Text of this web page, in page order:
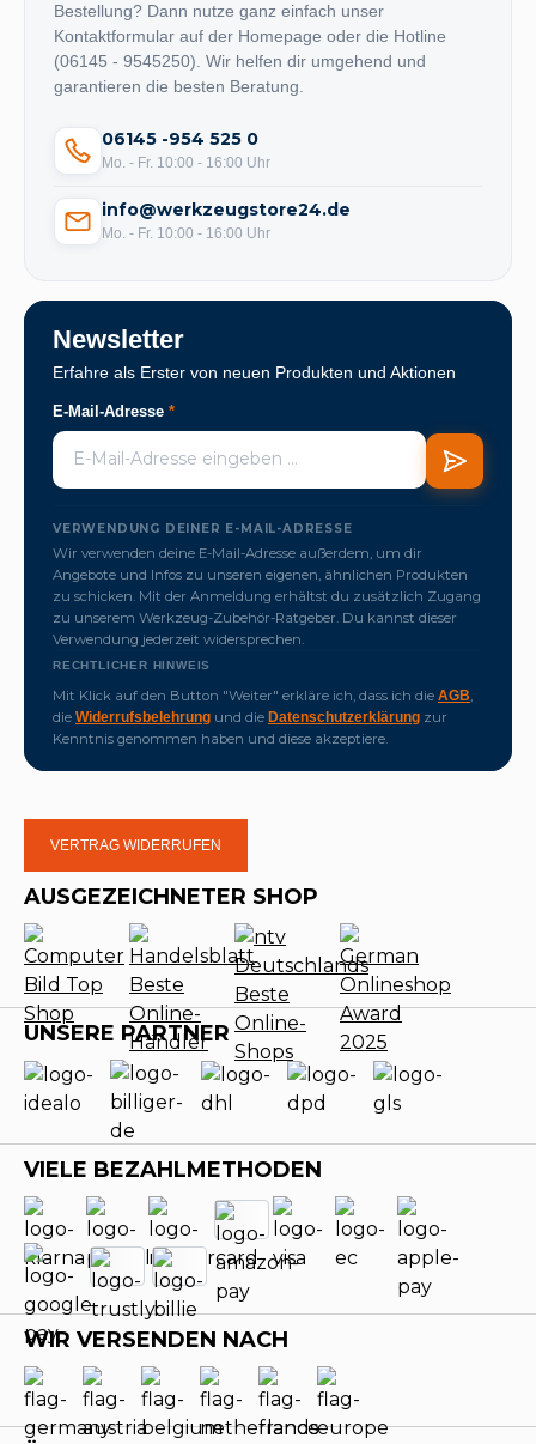
Bestellung? Dann nutze ganz einfach unser
Kontaktformular auf der Homepage oder die Hotline
(06145 - 9545250). Wir helfen dir umgehend und
garantieren die besten Beratung.
06145 -954 525 0
Mo. - Fr. 10:00 - 16:00 Uhr
info@werkzeugstore24.de
Mo. - Fr. 10:00 - 16:00 Uhr
Newsletter
Erfahre als Erster von neuen Produkten und Aktionen
E-Mail-Adresse *
VERWENDUNG DEINER E-MAIL-ADRESSE
Wir verwenden deine E-Mail-Adresse außerdem, um dir
Angebote und Infos zu unseren eigenen, ähnlichen Produkten
zu schicken. Mit der Anmeldung erhältst du zusätzlich Zugang
zu unserem Werkzeug-Zubehör-Ratgeber. Du kannst dieser
Verwendung jederzeit widersprechen.
RECHTLICHER HINWEIS
Mit Klick auf den Button "Weiter" erkläre ich, dass ich die AGB
die Widerrufsbelehrung und die Datenschutzerklärung zur
Kenntnis genommen haben und diese akzeptiere.
VERTRAG WIDERRUFEN
AUSGEZEICHNETER SHOP
UNSERE PARTNER
VIELE BEZAHLMETHODEN
WIR VERSENDEN NACH